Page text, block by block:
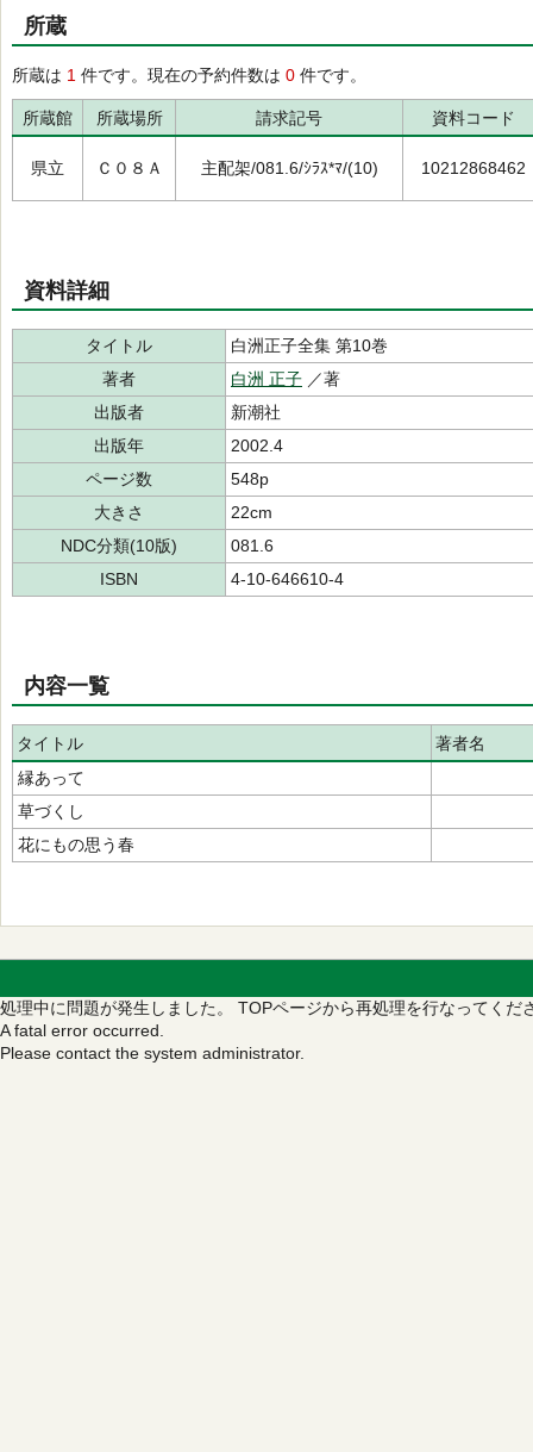
所蔵
所蔵は 1 件です。現在の予約件数は 0 件です。
所蔵館 所蔵場所 請求記号 資料コード
県立 Ｃ０８Ａ 主配架/081.6/ｼﾗｽ*ﾏ/(10) 10212868462
資料詳細
タイトル
白洲正子全集 第10巻
著者
白洲 正子 ／著
出版者
新潮社
出版年
2002.4
ページ数
548p
大きさ
22cm
NDC分類(10版)
081.6
ISBN
4-10-646610-4
内容一覧
タイトル
著者名
縁あって
草づくし
花にもの思う春
処理中に問題が発生しました。 TOPページから再処理を行なってくだ
A fatal error occurred.
Please contact the system administrator.